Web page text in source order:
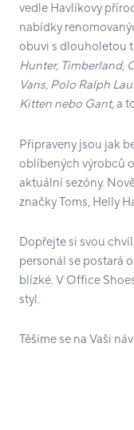
vedle Havlíkovy
nabídky
obuvi s dlouholetou
Hunter, Timberland,
Vans, Polo Ralph
Kitten nebo Gant,a
Připraveny jsou jak
oblíbených výrobců
aktuální sezóny.
značky Toms, Helly
Dopřejte si svou
personál se postará
blízké. V Office
styl.
Těšíme se na Vaši